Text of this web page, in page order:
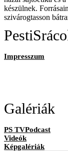
készülnek.
szivárogtasson
Impresszum
Galériák
PS TVPodcast
Videók
Képgalériák